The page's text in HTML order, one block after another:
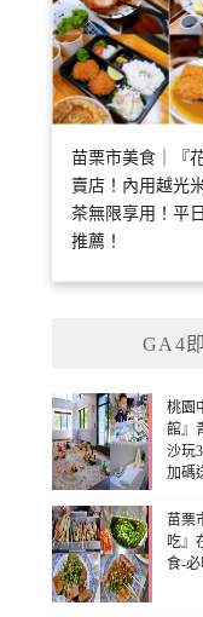
苗栗市美食｜『
賣店！內用越光
茶無限享用！平
推薦！
GA4
桃園
館』
沙玩
加碼
苗栗
吃』
食-